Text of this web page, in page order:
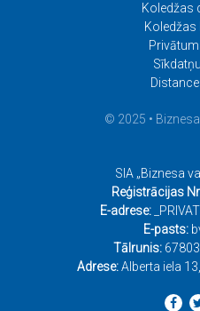
Koledžas
Koledžas
© 2025 •
SIA „Biznesa
Reģistrācijas
E-adrese:
E-pasts:
Tālrunis:
Adrese:Alberta iela